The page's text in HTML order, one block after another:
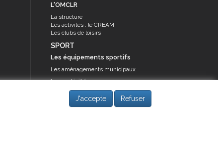
J'accepte Refuser
L'OMCLR
La structure
Les activités : le CREAM
Les clubs de loisirs
SPORT
Les équipements sportifs
Les aménagements municipaux
Les activités
Les activités du service des sports
Guide des activités sportives